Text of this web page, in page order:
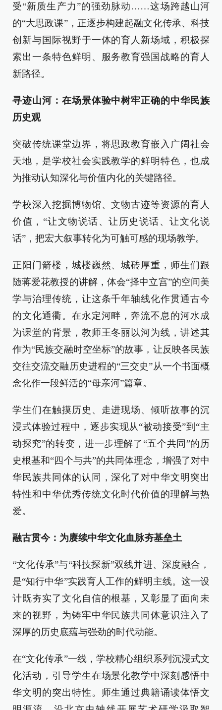
受“新质生产力”的强劲脉动……这场跨越山河
的“大思政课”，正逐步构建起融文化传承、科技
创新与国际视野于一体的育人新场域，积极探
索出一条特色鲜明、服务教育强国战略的育人
新路径。
寻迹山河：在场景体验中树牢正确的中华民族
历史观
突破传统课堂边界，将思政教育嵌入广阔社会
天地，是学校社会实践教学的鲜明特色，也成
为推动认知深化与价值内化的关键路径。
学校深入挖掘博物馆、文物古迹等资源的育人
价值，“让文物说话、让历史说话、让文化说
话”，把宏大叙事转化为可触可感的现场教学。
正阳门箭楼，城楼巍然、城砖厚重，师生们跟
随蒋爱花教授的讲解，体会“择中立宫”的空间美
学与治理传统，让这条千年轴线化作贯通古今
的文化通衢。在永定河畔，奔流不息的河水成
为课堂的背景，教师王冬丽以河为线，讲述其
作为“民族交融时空坐标”的故事，让反映各民族
交往交流交融历史进程的“三交史”从一个书面概
念化作一段鲜活的“母亲河”篇章。
学生们在触摸历史、走进现场、倾听故事的沉
浸式体验过程中，逐步实现从“被动接受”到“主
动探究”的转变，进一步理解了“五个共同”的历
史根基和“四个与共”的共同体理念，增强了对中
华民族共同体的认同，深化了对中华文明突出
特性和中华优秀传统文化时代价值的理解与热
爱。
融古贯今：为赓续中华文化血脉夯基垒土
“文化传承”与“科技探新”双线并进、深度融合，
是“知行中华”实践育人工作的鲜明主线。这一设
计既夯实了文化自信的根基，又彰显了面向未
来的视野，为铸牢中华民族共同体意识注入了
深厚的历史底蕴与强劲的时代动能。
在“文化传承”一线，学校精心组织系列沉浸式文
化活动，引导学生在场景化教学中深刻感悟中
华文明的突出特性。师生通过典籍诵读体悟文